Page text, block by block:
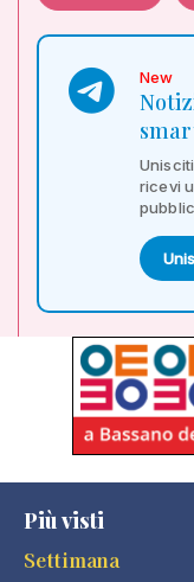
New
ricevi
Più visti
Settimana